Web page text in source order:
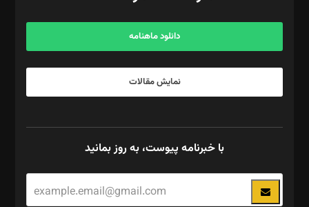
آگهی و مشترکین: ۰۹۱۹۹۹۹۰۴۵۴
دانلود ماهنامه
نمایش مقالات
با خبرنامه پیوست، به روز بمانید